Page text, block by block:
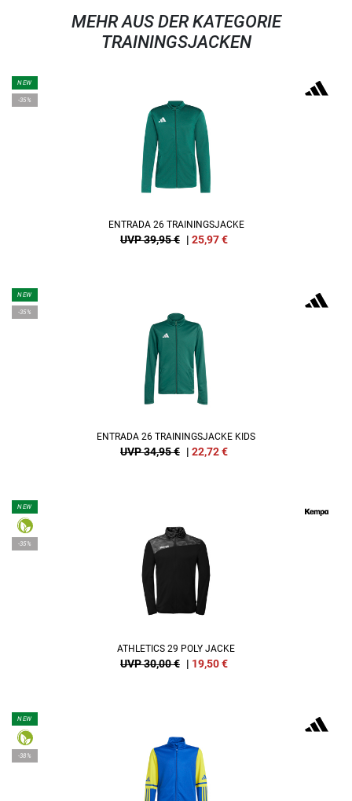
MEHR AUS DER KATEGORIE
TRAININGSJACKEN
NEW
-35%
ENTRADA 26 TRAININGSJACKE
UVP 39,95 € | 25,97€
NEW
-35%
ENTRADA 26 TRAININGSJACKE KIDS
UVP 34,95 € | 22,72€
NEW
-35%
ATHLETICS 29 POLY JACKE
UVP 30,00 € | 19,50€
NEW
-38%